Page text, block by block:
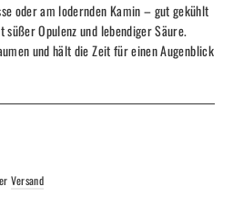
oder am lodernden Kamin – gut gekühlt
Opulenz und lebendiger Säure.
und hält die Zeit für einen Augenblick
Versand